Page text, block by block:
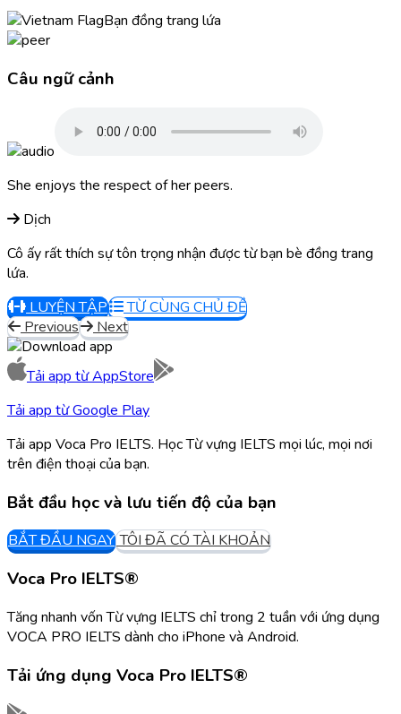
Bạn đồng trang lứa
Câu ngữ cảnh
She enjoys the respect of her peers.
Dịch
Cô ấy rất thích sự tôn trọng nhận được từ bạn bè đồng trang
lứa.
LUYỆN TẬP
TỪ CÙNG CHỦ ĐỀ
Previous
Next
Tải app từAppStore
Tải app từGoogle Play
Tải app Voca Pro IELTS. Học Từ vựng IELTS mọi lúc, mọi nơi
trên điện thoại của bạn.
Bắt đầu học và lưu tiến độ của bạn
BẮT ĐẦU NGAY TÔI ĐÃ CÓ TÀI KHOẢN
Voca Pro IELTS®
Tăng nhanh vốn Từ vựng IELTS chỉ trong 2 tuần với ứng dụng
VOCA PRO IELTS dành cho iPhone và Android.
Tải ứng dụng Voca Pro IELTS®